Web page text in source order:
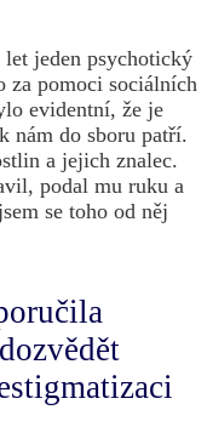
jeden psychotický
za pomoci sociálních
evidentní, že je
nám do sboru patří.
a jejich znalec.
podal mu ruku a
se toho od něj